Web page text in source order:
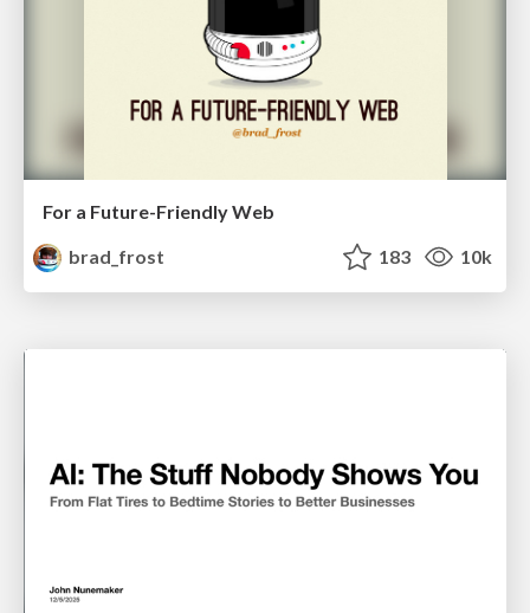
For a Future-Friendly Web
brad_frost
183 10k